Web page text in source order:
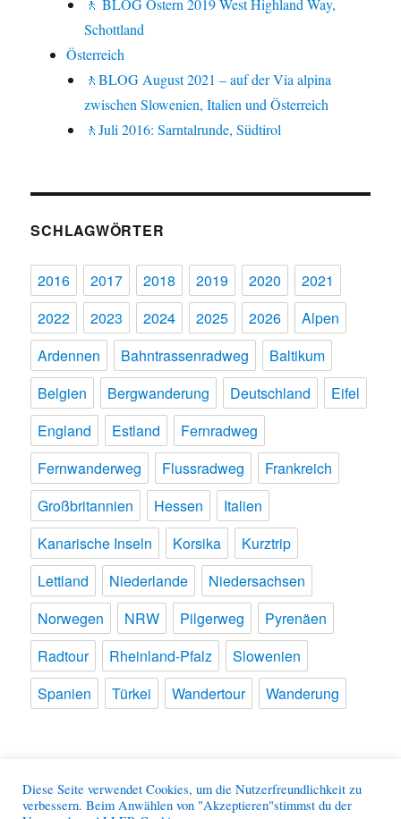
Schottland
Österreich
🚶BLOG August 2021 – auf der Via alpina
zwischen Slowenien, Italien und Österreich
🚶Juli 2016: Sarntalrunde, Südtirol
SCHLAGWÖRTER
2016 2017 2018 2019 2020
2021
2022
2023 2024 2025 2026
Alpen
Ardennen
Bahntrassenradweg
Baltikum
Belgien
Bergwanderung Deutschland
Eifel
England
Estland
Fernradweg
Fernwanderweg
Flussradweg
Frankreich
Großbritannien
Hessen
Italien
Kanarische Inseln
Korsika
Kurztrip
Lettland
Niederlande
Niedersachsen
Norwegen
NRW Pilgerweg
Pyrenäen
Radtour
Rheinland-Pfalz
Slowenien
Spanien
Türkei Wandertour Wanderung
Meine Reisen
Diese Seite verwendet Cookies, um die Nutzerfreundlichkeit zu
verbessern. Beim Anwählen von "Akzeptieren"stimmst du der